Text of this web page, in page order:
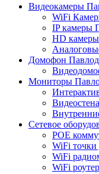
Видеокамеры
WiFi
IP камеры
HD
Домофон
Мониторы
Сетевое
POE
WiFi точки
WiFi
WiFi